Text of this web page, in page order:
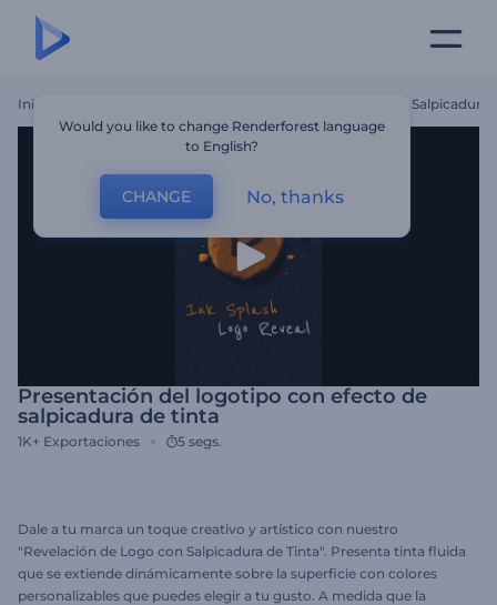
Inicio Presentación Del Logotipo Con Efecto De Salpicadura
Presentación del logotipo con efecto de
salpicadura de tinta
1K+ Exportaciones 5 segs.
Dale a tu marca un toque creativo y artístico con nuestro
"Revelación de Logo con Salpicadura de Tinta". Presenta tinta fluida
que se extiende dinámicamente sobre la superficie con colores
personalizables que puedes elegir a tu gusto. A medida que la
Would you like to change Renderforest language
to English?
CHANGE No, thanks